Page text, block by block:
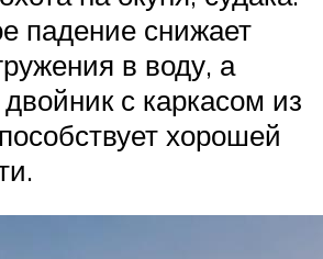
падение снижает
в воду, а
с каркасом из
хорошей